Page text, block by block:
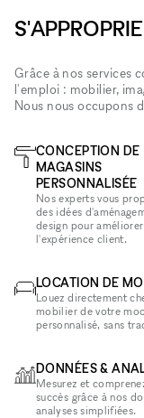
Grâce à nos services
l'emploi : mobilier,
Nous nous occupons
CONCEPTION DE
MAGASINS
PERSONNALISÉE
Nos experts vous
des idées
design pour améliorer
l'expérience client.
LOCATION DE
Louez directement
mobilier de votre
personnalisé, sans
DONNÉES &
Mesurez et
succès grâce à nos
analyses simplifiées.